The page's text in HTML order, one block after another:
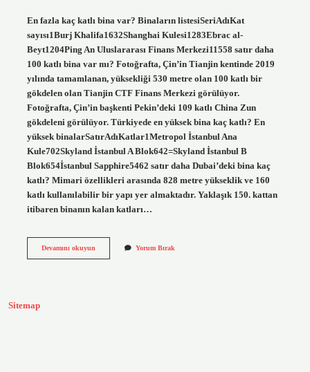
En fazla kaç katlı bina var? Binaların listesiSeriAdıKat
sayısı1Burj Khalifa1632Shanghai Kulesi1283Ebrac al-
Beyt1204Ping An Uluslararası Finans Merkezi11558 satır daha
100 katlı bina var mı? Fotoğrafta, Çin’in Tianjin kentinde 2019
yılında tamamlanan, yüksekliği 530 metre olan 100 katlı bir
gökdelen olan Tianjin CTF Finans Merkezi görülüyor.
Fotoğrafta, Çin’in başkenti Pekin’deki 109 katlı China Zun
gökdeleni görülüyor. Türkiyede en yüksek bina kaç katlı? En
yüksek binalarSatırAdıKatlar1Metropol İstanbul Ana
Kule702Skyland İstanbul A Blok642=Skyland İstanbul B
Blok654İstanbul Sapphire5462 satır daha Dubai’deki bina kaç
katlı? Mimari özellikleri arasında 828 metre yükseklik ve 160
katlı kullanılabilir bir yapı yer almaktadır. Yaklaşık 150. kattan
itibaren binanın kalan katları…
Devamını okuyun200
Yorum Bırak
Sitemap